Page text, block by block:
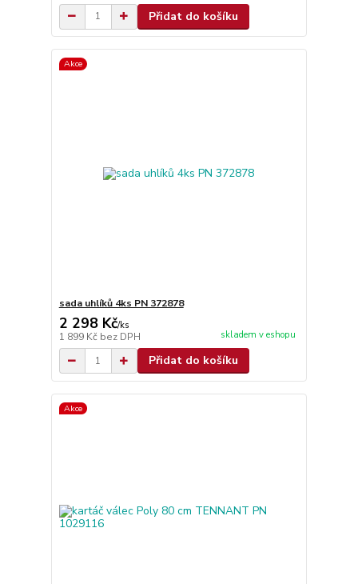
Přidat do košíku
Akce
sada uhlíků 4ks PN 372878
2 298 Kč/ks
1 899 Kč bez DPH skladem v eshopu
Přidat do košíku
Akce